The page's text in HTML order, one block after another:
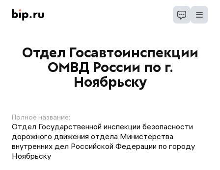
Отдел Госавтоинспекции
ОМВД России по г.
Ноябрьску
Полное название:
Отдел Государственной инспекции безопасности
дорожного движения отдела Министерства
внутренних дел Российской Федерации по городу
Ноябрьску